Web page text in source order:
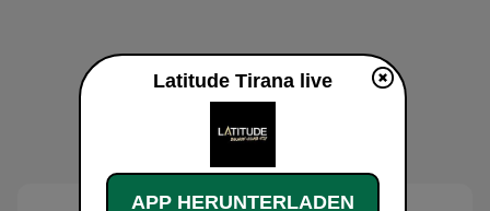
Latitude Tirana live
APP HERUNTERLADEN